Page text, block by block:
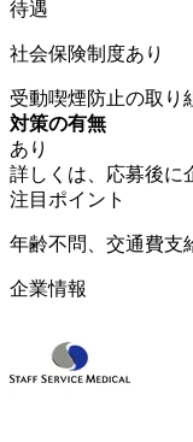
待遇
社会保険制度あり
受動喫煙防止の取り
対策の有無
あり
詳しくは、応募後に
注目ポイント
年齢不問、交通費支
企業情報